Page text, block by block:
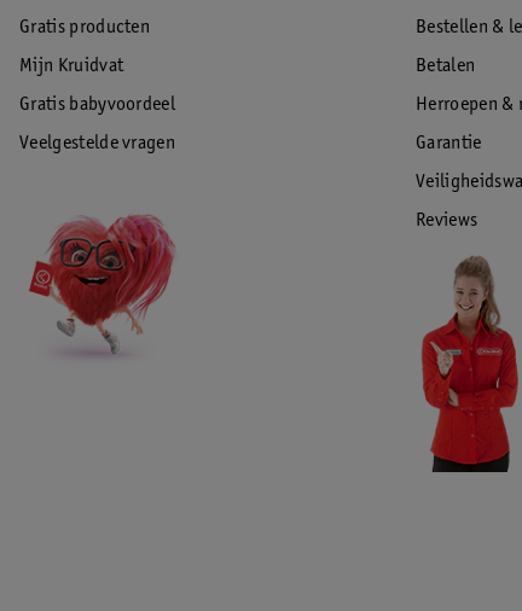
Gratis producten
Mijn Kruidvat
Gratis babyvoordeel
Veelgestelde vragen
Bestellen &
Betalen
Herroepen &
Garantie
Reviews